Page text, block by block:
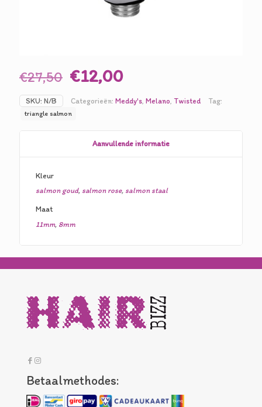
€27,50 Oorspronkelijke
prijs
was:
€12,00Huidige
prijs
is:
SKU: N/B Categorieën: Meddy's, Melano, Twisted Tag:
triangle salmon
Aanvullende informatie
Kleur
salmon goud, salmon rose, salmon staal
Maat
11mm, 8mm
Betaalmethodes: